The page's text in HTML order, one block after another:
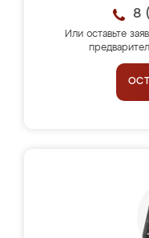
8
Или оставьте